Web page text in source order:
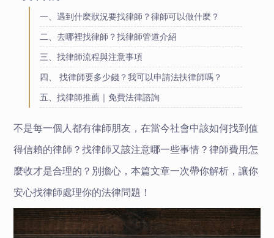
一、遇到什麼狀況要找律師？律師可以做什麼？
二、去哪裡找律師？找律師管道介紹
三、找律師流程與注意事項
四、 找律師要多少錢？我可以申請法扶律師嗎？
五、找律師推薦｜免費法律諮詢
不是每一個人都有律師朋友，在當今社會中該如何找到值
得信賴的律師？找律師又該注意哪一些事情？律師費用怎
麼收才是合理的？別擔心，本篇文章一次帶你解析，讓你
安心找律師處理你的法律問題！